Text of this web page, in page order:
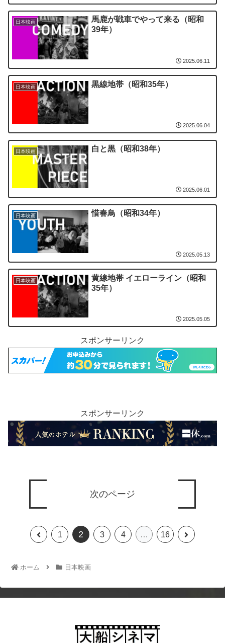
日本映画
馬鹿が戦車でやって来る（昭和
39年）
2025.06.11
日本映画 黒線地帯（昭和35年）
2025.06.04
日本映画 白と黒（昭和38年）
2025.06.01
日本映画 惜春鳥（昭和34年）
2025.05.13
日本映画
黄線地帯 イエローライン（昭和
35年）
2025.05.05
スポンサーリンク
スポンサーリンク
次のページ
1 2 3 4 … 16
ホーム 日本映画